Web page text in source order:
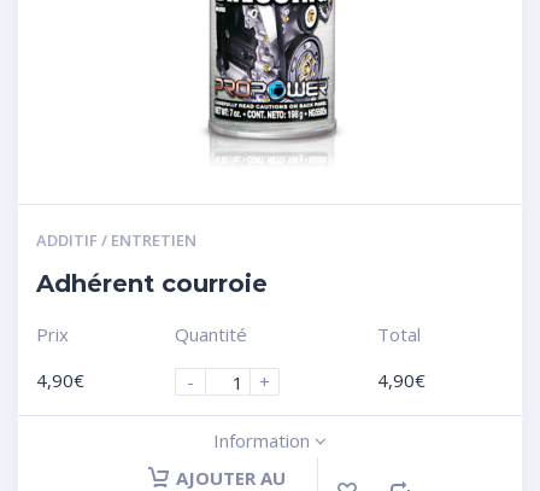
ADDITIF / ENTRETIEN
Adhérent courroie
Prix
4,90€
Quantité
-
+
Total
4,90€
Information
AJOUTER AU